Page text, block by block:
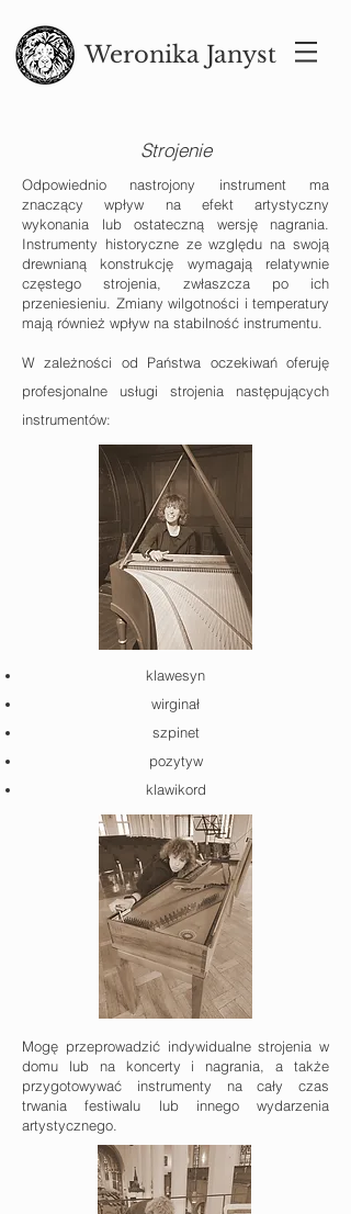
Weronika Janyst
Strojenie
Odpowiednio nastrojony instrument ma
znaczący wpływ na efekt artystyczny
wykonania lub ostateczną wersję nagrania.
Instrumenty historyczne ze względu na swoją
drewnianą konstrukcję wymagają relatywnie
częstego strojenia, zwłaszcza po ich
przeniesieniu. Zmiany wilgotności i temperatury
mają również wpływ na stabilność instrumentu.
W zależności od Państwa oczekiwań oferuję
profesjonalne usługi strojenia następujących
instrumentów:
klawesyn
wirginał
szpinet
pozytyw
klawikord
Mogę przeprowadzić indywidualne strojenia w
domu lub na koncerty i nagrania, a także
przygotowywać instrumenty na cały czas
trwania festiwalu lub innego wydarzenia
artystycznego.